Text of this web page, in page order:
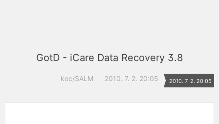
GotD - iCare Data Recovery 3.8
koc/SALM 2010. 7. 2. 20:05 2010. 7. 2. 20:05